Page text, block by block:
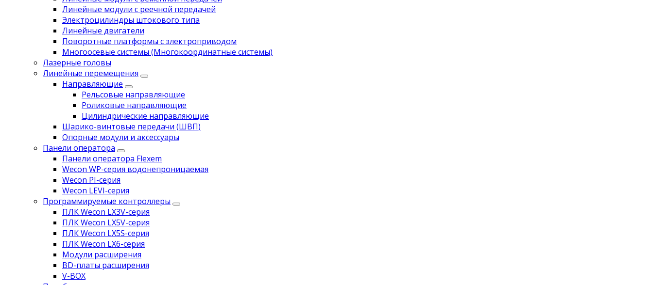
Линейные модули с реечной передачей
Электроцилиндры штокового типа
Линейные двигатели
Поворотные платформы с электроприводом
Многоосевые системы (Многокоординатные системы)
Лазерные головы
Линейные перемещения
Направляющие
Рельсовые направляющие
Роликовые направляющие
Цилиндрические направляющие
Шарико-винтовые передачи (ШВП)
Опорные модули и аксессуары
Панели оператора
Панели оператора Flexem
Wecon WP-серия водонепроницаемая
Wecon PI-серия
Wecon LEVI-серия
Программируемые контроллеры
ПЛК Wecon LX3V-серия
ПЛК Wecon LX5V-серия
ПЛК Wecon LX5S-серия
ПЛК Wecon LX6-серия
Модули расширения
BD-платы расширения
V-BOX